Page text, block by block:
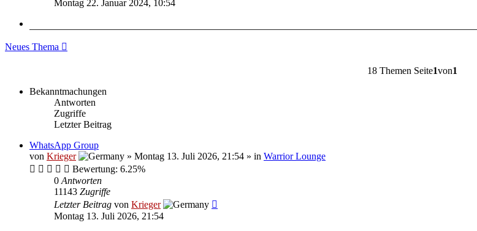
Montag 22. Januar 2024, 10:54
Neues Thema
18 Themen Seite1von1
Bekanntmachungen
Antworten
Zugriffe
Letzter Beitrag
WhatsApp Group
von Krieger » Montag 13. Juli 2026, 21:54 » in Warrior Lounge
Bewertung: 6.25%
0 Antworten
11143 Zugriffe
Letzter Beitrag von Krieger
Montag 13. Juli 2026, 21:54